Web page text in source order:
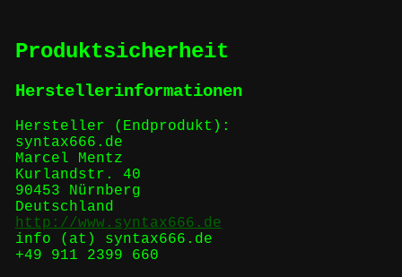
Produktsicherheit
Herstellerinformationen
Hersteller (Endprodukt):
syntax666.de
Marcel Mentz
Kurlandstr. 40
90453 Nürnberg
Deutschland
http://www.syntax666.de
info (at) syntax666.de
+49 911 2399 660